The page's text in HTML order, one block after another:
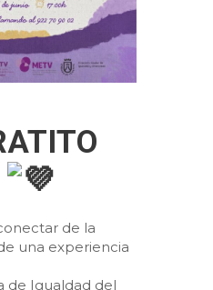
de la
una experiencia
de Igualdad del